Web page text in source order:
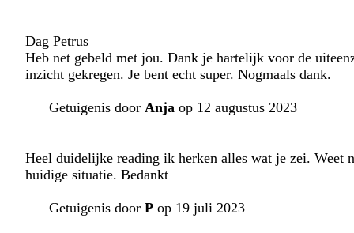
Dag Petrus
Heb net gebeld met jou. Dank je hartelijk voor de
inzicht gekregen. Je bent echt super. Nogmaals dank.
Getuigenis door Anja op 12 augustus 2023
Heel duidelijke reading ik herken alles wat je zei. Weet
huidige situatie. Bedankt
Getuigenis door P op 19 juli 2023